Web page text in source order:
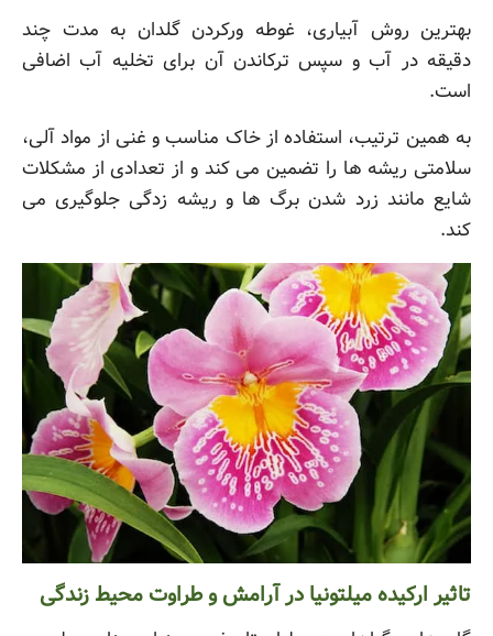
بهترین روش آبیاری، غوطه ورکردن گلدان به مدت چند
دقیقه در آب و سپس ترکاندن آن برای تخلیه آب اضافی
است.
به همین ترتیب، استفاده از خاک مناسب و غنی از مواد آلی،
سلامتی ریشه ها را تضمین می کند و از تعدادی از مشکلات
شایع مانند زرد شدن برگ ها و ریشه زدگی جلوگیری می
کند.
تاثیر ارکیده میلتونیا در آرامش و طراوت محیط زندگی